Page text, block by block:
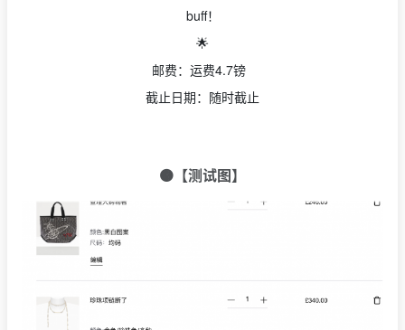
buff！
🌟
邮费：运费4.7镑
截止日期：随时截止
🟠【测试图】